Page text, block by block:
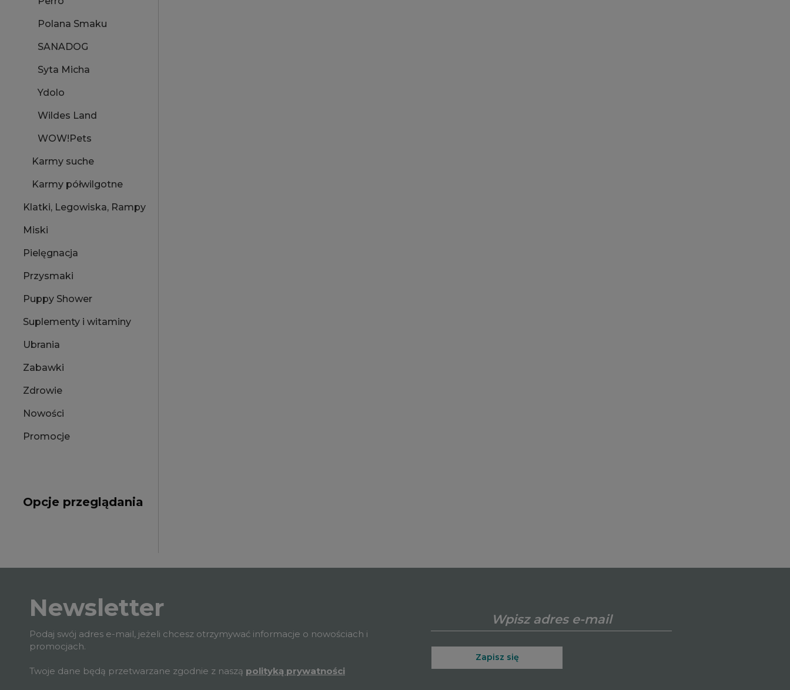
Polana Smaku
SANADOG
Syta Micha
Ydolo
Wildes Land
WOW!Pets
Karmy suche
Karmy półwilgotne
Klatki, Legowiska, Rampy
Miski
Pielęgnacja
Przysmaki
Puppy Shower
Suplementy i witaminy
Ubrania
Zabawki
Zdrowie
Nowości
Promocje
Opcje przeglądania
Newsletter
Podaj swój adres e-mail, jeżeli chcesz otrzymywać informacje o nowościach i
promocjach.
Twoje dane będą przetwarzane zgodnie z naszą polityką prywatności
Zapisz się